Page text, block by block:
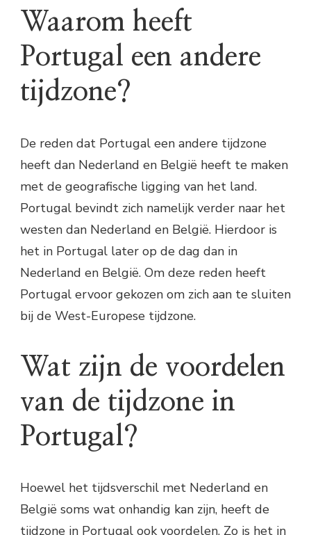
Waarom heeft
Portugal een andere
tijdzone?
De reden dat Portugal een andere tijdzone
heeft dan Nederland en België heeft te maken
met de geografische ligging van het land.
Portugal bevindt zich namelijk verder naar het
westen dan Nederland en België. Hierdoor is
het in Portugal later op de dag dan in
Nederland en België. Om deze reden heeft
Portugal ervoor gekozen om zich aan te sluiten
bij de West-Europese tijdzone.
Wat zijn de voordelen
van de tijdzone in
Portugal?
Hoewel het tijdsverschil met Nederland en
België soms wat onhandig kan zijn, heeft de
tijdzone in Portugal ook voordelen. Zo is het in